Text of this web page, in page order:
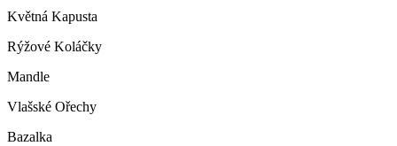
Květná Kapusta
Rýžové Koláčky
Mandle
Vlašské Ořechy
Bazalka